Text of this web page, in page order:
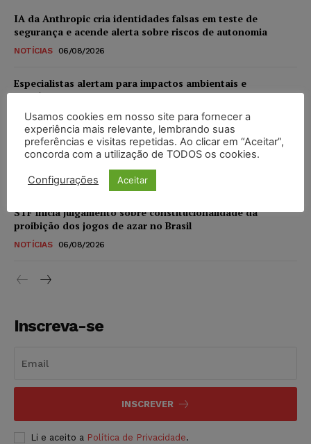
IA da Anthropic cria identidades falsas em teste de
segurança e acende alerta sobre riscos de autonomia
NOTÍCIAS 06/08/2026
Especialistas alertam para impactos ambientais e
econômicos da expansão de data centers de IA no Brasil
DIREITO DIGITAL 06/08/2026
TSE reforça que sistemas das urnas eletrônicas tornam-se
invioláveis após assinatura digital e lacração
NOTÍCIAS 06/08/2026
STF inicia julgamento sobre constitucionalidade da
proibição dos jogos de azar no Brasil
NOTÍCIAS 06/08/2026
Inscreva-se
INSCREVER
Li e aceito a Política de Privacidade.
Usamos cookies em nosso site para fornecer a
experiência mais relevante, lembrando suas
preferências e visitas repetidas. Ao clicar em “Aceitar”,
concorda com a utilização de TODOS os cookies.
Configurações Aceitar